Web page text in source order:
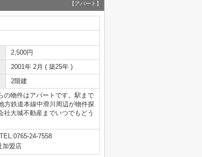
【アパート】
2,500円
2001年 2月 ( 築25年 )
2階建
物件はアパートです。駅まで
方鉄道本線中滑川周辺が物件探
社大城不動産までいつでもどう
TEL:0765-24-7558
加盟店